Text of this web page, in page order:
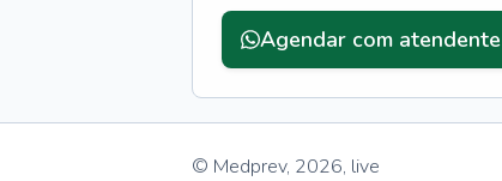
Agendar com atendente
© Medprev, 2026, live